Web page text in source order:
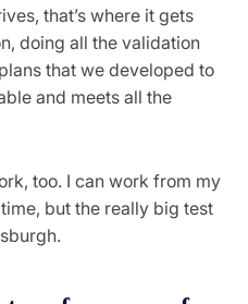
that’s where it gets
doing all the validation
that we developed to
and meets all the
too. I can work from my
but the really big test